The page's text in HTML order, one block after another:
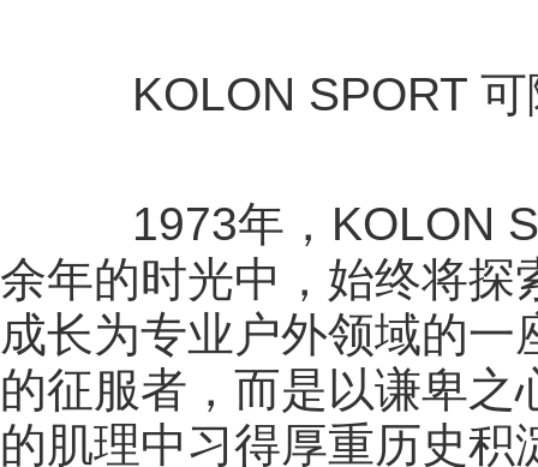
KOLON SPORT 可
1973年，KOLON
余年的时光中，始终将探
成长为专业户外领域的
的征服者，而是以谦卑
的肌理中习得厚重历史